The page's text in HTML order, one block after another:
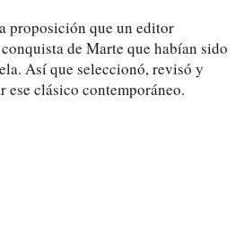
proposición que un editor
de Marte que habían sido
Así que seleccionó, revisó y
ese clásico contemporáneo.